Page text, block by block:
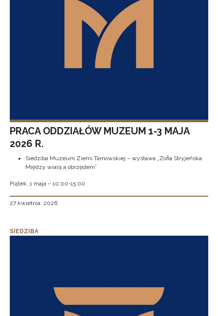
PRACA ODDZIAŁÓW MUZEUM 1-3 MAJA
2026 R.
Siedziba Muzeum Ziemi Tarnowskiej – wystawa „Zofia Stryjeńska.
Między wiarą a obrzędem”
Piątek, 1 maja – 10:00-15:00
27 kwietnia, 2026
SIEDZIBA